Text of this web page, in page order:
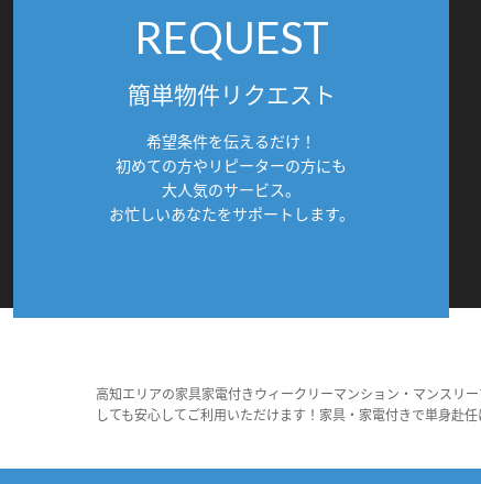
REQUEST
簡単物件リクエスト
希望条件を伝えるだけ！
初めての方やリピーターの方にも
大人気のサービス。
お忙しいあなたをサポートします。
高知エリアの家具家電付きウィークリーマンション・マンスリ
しても安心してご利用いただけます！家具・家電付きで単身赴任